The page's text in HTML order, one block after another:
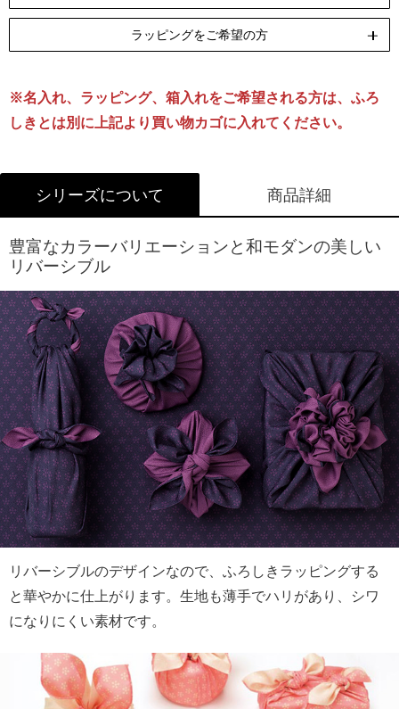
ラッピングをご希望の方
リボン包装
[無料]
のし包装
[無料]
箱Sサイズ
[有料]
※名入れ、ラッピング、箱入れをご希望される方は、ふろ
しきとは別に上記より買い物カゴに入れてください。
シリーズについて 商品詳細
豊富なカラーバリエーションと和モダンの美しい
リバーシブル
リバーシブルのデザインなので、ふろしきラッピングする
と華やかに仕上がります。生地も薄手でハリがあり、シワ
になりにくい素材です。